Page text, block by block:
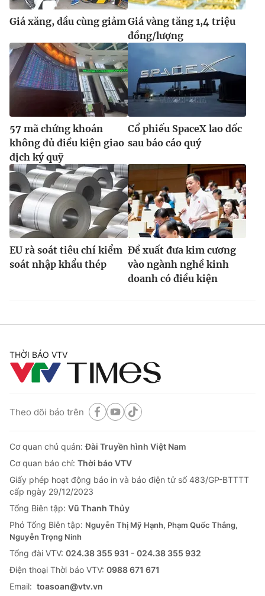
Giá xăng, dầu cùng giảmGiá vàng tăng 1,4 triệu
đồng/lượng
57 mã chứng khoán
không đủ điều kiện giao
dịch ký quỹ
Cổ phiếu SpaceX lao dốc
sau báo cáo quý
EU rà soát tiêu chí kiểm
soát nhập khẩu thép
Đề xuất đưa kim cương
vào ngành nghề kinh
doanh có điều kiện
THỜI BÁO VTV
Theo dõi báo trên
Cơ quan chủ quản:Đài Truyền hình Việt Nam
Cơ quan báo chí: Thời báo VTV
Giấy phép hoạt động báo in và báo điện tử số 483/GP-BTTTT
cấp ngày 29/12/2023
Tổng Biên tập: Vũ Thanh Thủy
Phó Tổng Biên tập: Nguyễn Thị Mỹ Hạnh, Phạm Quốc Thắng,
Nguyễn Trọng Ninh
Tổng đài VTV: 024.38 355 931 - 024.38 355 932
Ðiện thoại Thời báo VTV: 0988 671 671
Email: toasoan@vtv.vn